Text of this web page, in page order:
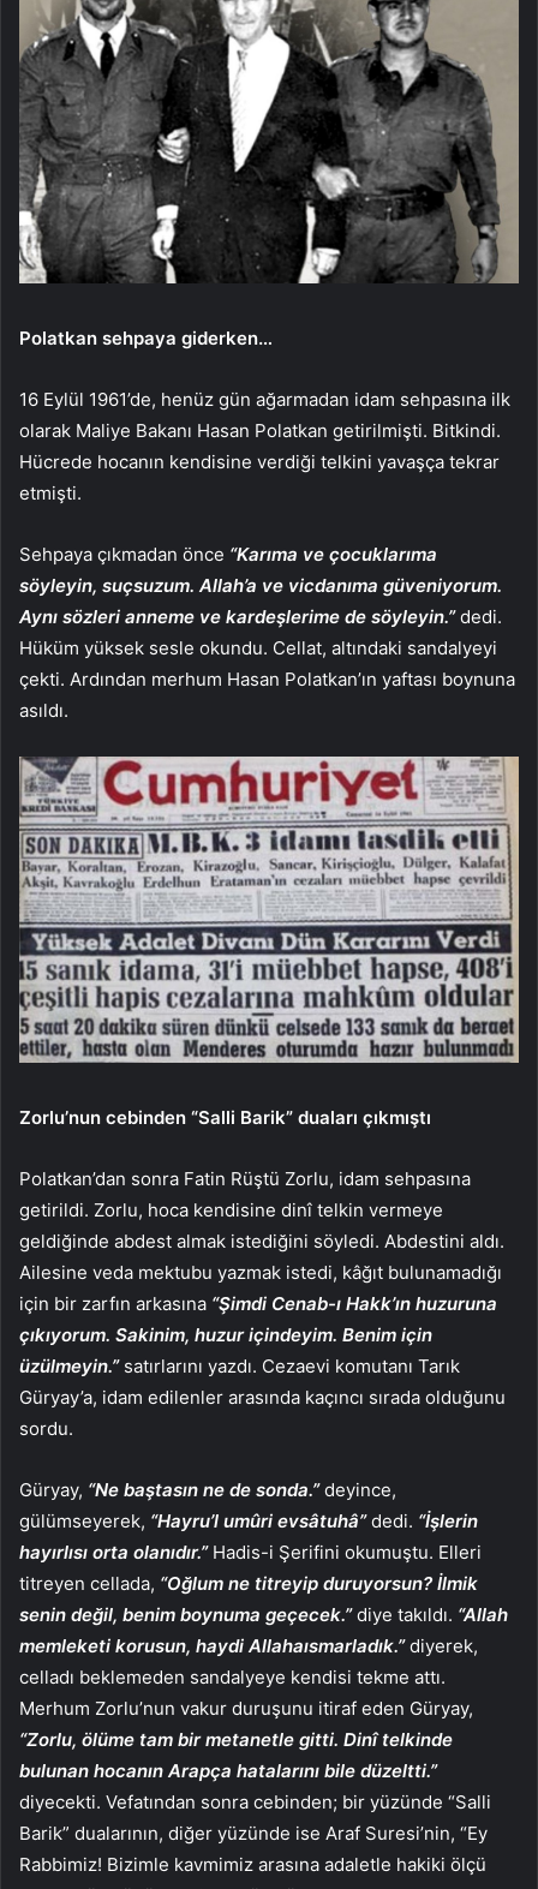
Polatkan sehpaya giderken…
16 Eylül 1961’de, henüz gün ağarmadan idam sehpasına ilk
olarak Maliye Bakanı Hasan Polatkan getirilmişti. Bitkindi.
Hücrede hocanın kendisine verdiği telkini yavaşça tekrar
etmişti.
Sehpaya çıkmadan önce “Karıma ve çocuklarıma
söyleyin, suçsuzum. Allah’a ve vicdanıma güveniyorum.
Aynı sözleri anneme ve kardeşlerime de söyleyin.”dedi.
Hüküm yüksek sesle okundu. Cellat, altındaki sandalyeyi
çekti. Ardından merhum Hasan Polatkan’ın yaftası boynuna
asıldı.
Zorlu’nun cebinden “Salli Barik” duaları çıkmıştı
Polatkan’dan sonra Fatin Rüştü Zorlu, idam sehpasına
getirildi. Zorlu, hoca kendisine dinî telkin vermeye
geldiğinde abdest almak istediğini söyledi. Abdestini aldı.
Ailesine veda mektubu yazmak istedi, kâğıt bulunamadığı
için bir zarfın arkasına “Şimdi Cenab-ı Hakk’ın huzuruna
çıkıyorum. Sakinim, huzur içindeyim. Benim için
üzülmeyin.”satırlarını yazdı. Cezaevi komutanı Tarık
Güryay’a, idam edilenler arasında kaçıncı sırada olduğunu
sordu.
Güryay, “Ne baştasın ne de sonda.”deyince,
gülümseyerek, “Hayru’l umûri evsâtuhâ”dedi. “İşlerin
hayırlısı orta olanıdır.” Hadis-i Şerifini okumuştu. Elleri
titreyen cellada, “Oğlum ne titreyip duruyorsun? İlmik
senin değil, benim boynuma geçecek.”diye takıldı. “Allah
memleketi korusun, haydi Allahaısmarladık.”diyerek,
celladı beklemeden sandalyeye kendisi tekme attı.
Merhum Zorlu’nun vakur duruşunu itiraf eden Güryay,
“Zorlu, ölüme tam bir metanetle gitti. Dinî telkinde
bulunan hocanın Arapça hatalarını bile düzeltti.”
diyecekti. Vefatından sonra cebinden; bir yüzünde “Salli
Barik” dualarının, diğer yüzünde ise Araf Suresi’nin, “Ey
Rabbimiz! Bizimle kavmimiz arasına adaletle hakiki ölçü